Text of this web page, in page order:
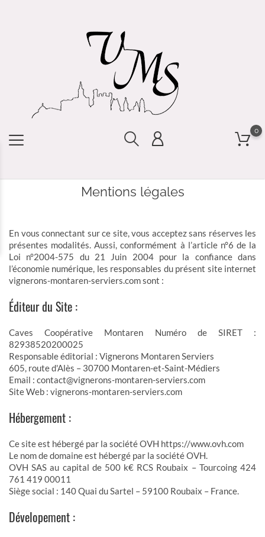
0
Mentions légales
En vous connectant sur ce site, vous acceptez sans réserves les
présentes modalités. Aussi, conformément à l’article n°6 de la
Loi n°2004-575 du 21 Juin 2004 pour la confiance dans
l’économie numérique, les responsables du présent site internet
vignerons-montaren-serviers.com sont :
Éditeur du Site :
Caves Coopérative Montaren Numéro de SIRET :
82938520200025
Responsable éditorial : Vignerons Montaren Serviers
605, route d'Alès – 30700 Montaren-et-Saint-Médiers
Email : contact@vignerons-montaren-serviers.com
Site Web : vignerons-montaren-serviers.com
Hébergement :
Ce site est hébergé par la société OVH https://www.ovh.com
Le nom de domaine est hébergé par la société OVH.
OVH SAS au capital de 500 k€ RCS Roubaix – Tourcoing 424
761 419 00011
Siège social : 140 Quai du Sartel – 59100 Roubaix – France.
Dévelopement :